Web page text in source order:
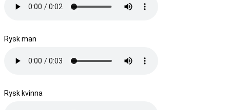
Rysk man
Rysk kvinna